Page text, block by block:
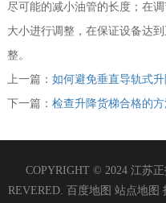
尽可能的减小油管的长度；在
大小进行调整，在保证设备达
整。
上一篇：如何避免垂直导轨式
下一篇：检查升降货梯合格的
COPYRIGHT © 2024 江苏
REVERED. 百度地图 站点地图